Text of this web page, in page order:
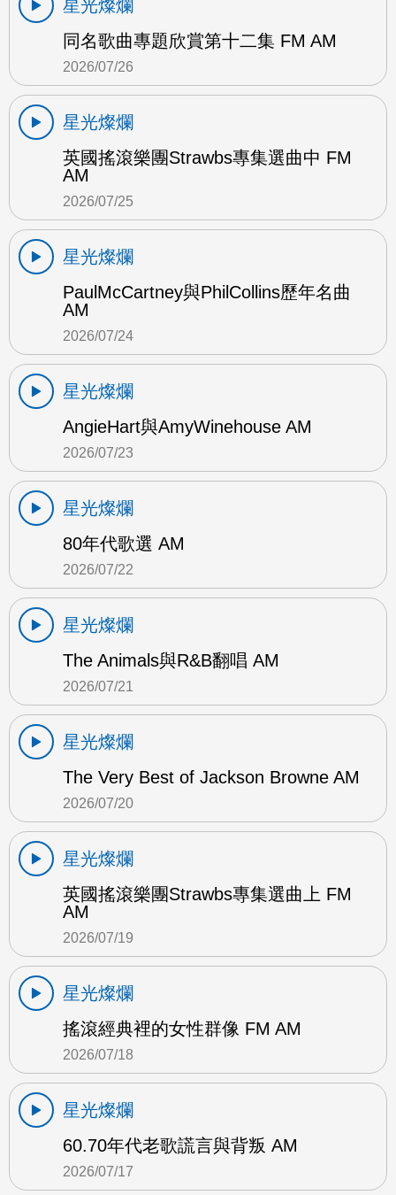
星光燦爛
同名歌曲專題欣賞第十二集 FM AM
2026/07/26
星光燦爛
英國搖滾樂團Strawbs專集選曲中 FM
AM
2026/07/25
星光燦爛
PaulMcCartney與PhilCollins歷年名曲
AM
2026/07/24
星光燦爛
AngieHart與AmyWinehouse AM
2026/07/23
星光燦爛
80年代歌選 AM
2026/07/22
星光燦爛
The Animals與R&B翻唱 AM
2026/07/21
星光燦爛
The Very Best of Jackson Browne AM
2026/07/20
星光燦爛
英國搖滾樂團Strawbs專集選曲上 FM
AM
2026/07/19
星光燦爛
搖滾經典裡的女性群像 FM AM
2026/07/18
星光燦爛
60.70年代老歌謊言與背叛 AM
2026/07/17